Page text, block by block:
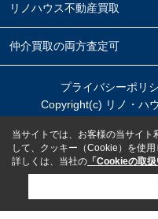
リノハウス不動産買取
仲介買取の両方査定可
プライバシーポリ
Copyright(c) リノ・ハ
当サイトでは、お客様の当サイト
して、クッキー（Cookie）を使用
詳しくは、当社の 「Cookieの取